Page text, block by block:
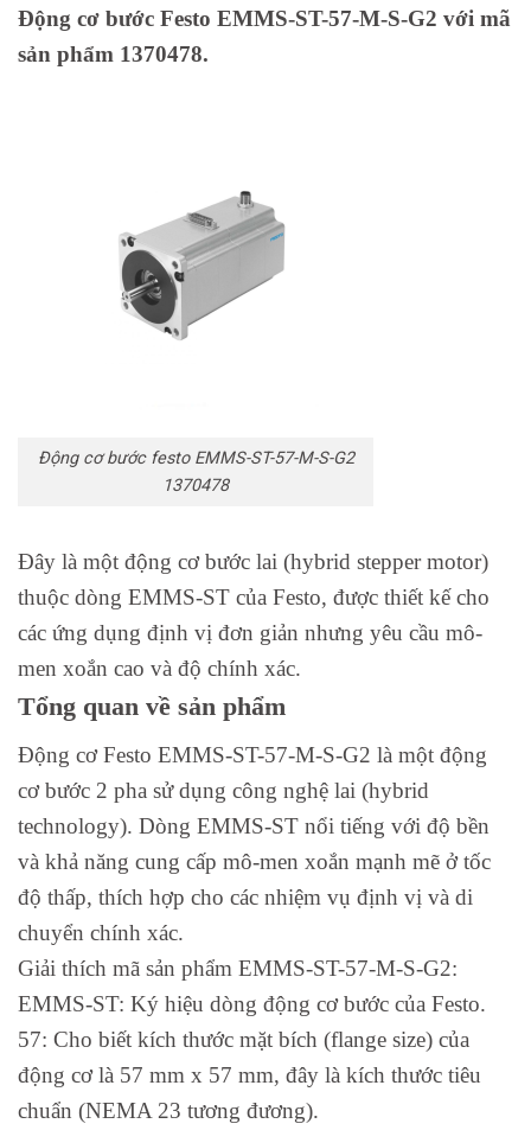
Động cơ bước Festo EMMS-ST-57-M-S-G2 với mã
sản phẩm 1370478.
Động cơ bước festo EMMS-ST-57-M-S-G2
1370478
Đây là một động cơ bước lai (hybrid stepper motor)
thuộc dòng EMMS-ST của Festo, được thiết kế cho
các ứng dụng định vị đơn giản nhưng yêu cầu mô-
men xoắn cao và độ chính xác.
Tổng quan về sản phẩm
Động cơ Festo EMMS-ST-57-M-S-G2 là một động
cơ bước 2 pha sử dụng công nghệ lai (hybrid
technology). Dòng EMMS-ST nổi tiếng với độ bền
và khả năng cung cấp mô-men xoắn mạnh mẽ ở tốc
độ thấp, thích hợp cho các nhiệm vụ định vị và di
chuyển chính xác.
Giải thích mã sản phẩm EMMS-ST-57-M-S-G2:
EMMS-ST: Ký hiệu dòng động cơ bước của Festo.
57: Cho biết kích thước mặt bích (flange size) của
động cơ là 57 mm x 57 mm, đây là kích thước tiêu
chuẩn (NEMA 23 tương đương).